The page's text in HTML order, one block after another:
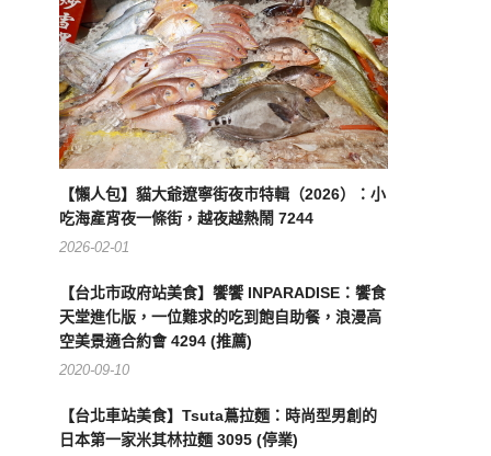
【懶人包】貓大爺遼寧街夜市特輯（2026）：小
吃海產宵夜一條街，越夜越熱鬧 7244
2026-02-01
【台北市政府站美食】饗饗 INPARADISE：饗食
天堂進化版，一位難求的吃到飽自助餐，浪漫高
空美景適合約會 4294 (推薦)
2020-09-10
【台北車站美食】Tsuta蔦拉麵：時尚型男創的
日本第一家米其林拉麵 3095 (停業)